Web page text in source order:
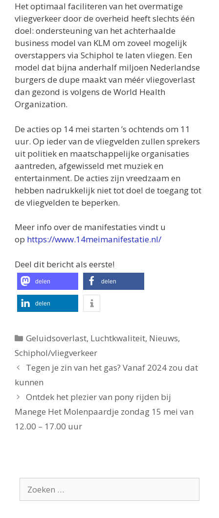
Het optimaal faciliteren van het overmatige
vliegverkeer door de overheid heeft slechts één
doel: ondersteuning van het achterhaalde
business model van KLM om zoveel mogelijk
overstappers via Schiphol te laten vliegen. Een
model dat bijna anderhalf miljoen Nederlandse
burgers de dupe maakt van méér vliegoverlast
dan gezond is volgens de World Health
Organization.
De acties op 14 mei starten ’s ochtends om 11
uur. Op ieder van de vliegvelden zullen sprekers
uit politiek en maatschappelijke organisaties
aantreden, afgewisseld met muziek en
entertainment. De acties zijn vreedzaam en
hebben nadrukkelijk niet tot doel de toegang tot
de vliegvelden te beperken.
Meer info over de manifestaties vindt u
op https://www.14meimanifestatie.nl/
Deel dit bericht als eerste!
delen delen
delen
Categorieën
Geluidsoverlast, Luchtkwaliteit, Nieuws,
Schiphol/vliegverkeer
Tegen je zin van het gas? Vanaf 2024 zou dat
kunnen
Ontdek het plezier van pony rijden bij
Manege Het Molenpaardje zondag 15 mei van
12.00 – 17.00 uur
naar: